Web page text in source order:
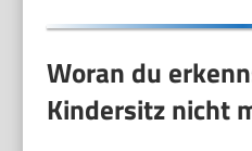
Woran du
Kindersitz nicht